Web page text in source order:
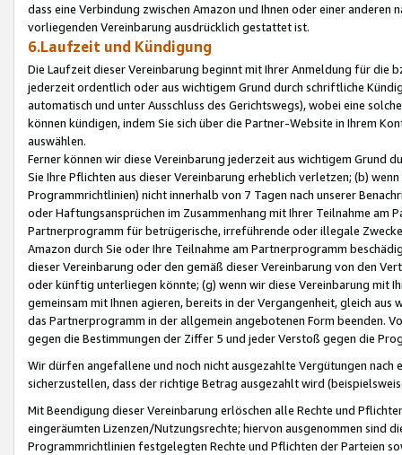
dass eine Verbindung zwischen Amazon und Ihnen oder einer
vorliegenden Vereinbarung ausdrücklich gestattet ist.
6.Laufzeit und Kündigung
Die Laufzeit dieser Vereinbarung beginnt mit Ihrer Anmeldung für die
jederzeit ordentlich oder aus wichtigem Grund durch schriftliche
automatisch und unter Ausschluss des Gerichtswegs), wobei eine
können kündigen, indem Sie sich über die Partner-Website in Ihrem
auswählen.
Ferner können wir diese Vereinbarung jederzeit aus wichtigem Grund
Sie Ihre Pflichten aus dieser Vereinbarung erheblich verletzen; (b)
Programmrichtlinien) nicht innerhalb von 7 Tagen nach unserer
oder Haftungsansprüchen im Zusammenhang mit Ihrer Teilnahme am
Partnerprogramm für betrügerische, irreführende oder illegale
Amazon durch Sie oder Ihre Teilnahme am Partnerprogramm
dieser Vereinbarung oder den gemäß dieser Vereinbarung von den
oder künftig unterliegen könnte; (g) wenn wir diese Vereinbarung mit
gemeinsam mit Ihnen agieren, bereits in der Vergangenheit, gleich
das Partnerprogramm in der allgemein angebotenen Form beenden.
gegen die Bestimmungen der Ziffer 5 und jeder Verstoß gegen die
Wir dürfen angefallene und noch nicht ausgezahlte Vergütungen
sicherzustellen, dass der richtige Betrag ausgezahlt wird
Mit Beendigung dieser Vereinbarung erlöschen alle Rechte und
eingeräumten Lizenzen/Nutzungsrechte; hiervon ausgenommen sind
Programmrichtlinien festgelegten Rechte und Pflichten der Parteien